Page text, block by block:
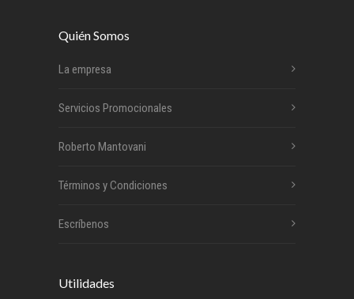
Quién Somos
La empresa
Servicios Promocionales
Roberto Mantovani
Términos y Condiciones
Escríbenos
Utilidades